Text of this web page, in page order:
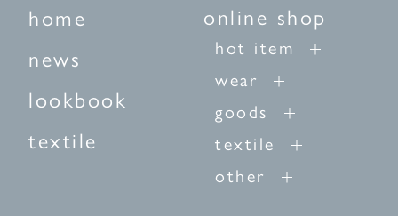
home
news
lookbook
textile
online shop
hot item
wear
goods
textile
other